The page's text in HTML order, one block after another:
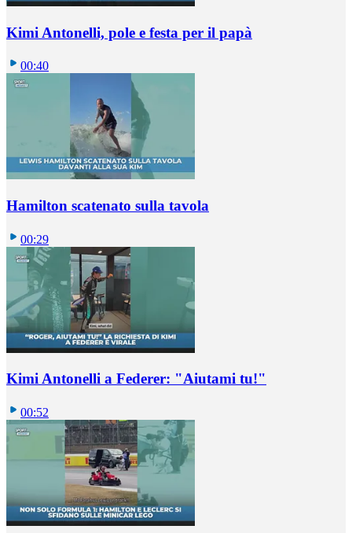
Kimi Antonelli, pole e festa per il papà
00:40
Hamilton scatenato sulla tavola
00:29
Kimi Antonelli a Federer: "Aiutami tu!"
00:52